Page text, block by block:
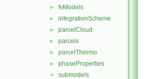
► fvModels
► integrationScheme
► parcelCloud
► parcels
► parcelThermo
► phaseProperties
▼ submodels